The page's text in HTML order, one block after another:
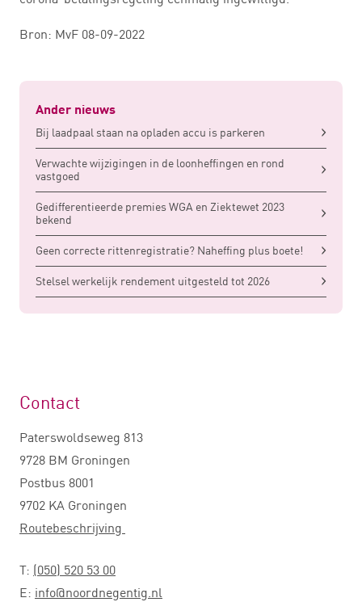
Bron: MvF 08-09-2022
Ander nieuws
Bij laadpaal staan na opladen accu is parkeren
Verwachte wijzigingen in de loonheffingen en rond
vastgoed
Gedifferentieerde premies WGA en Ziektewet 2023
bekend
Geen correcte rittenregistratie? Naheffing plus boete!
Stelsel werkelijk rendement uitgesteld tot 2026
Contact
Paterswoldseweg 813
9728 BM Groningen
Postbus 8001
9702 KA Groningen
Routebeschrijving
T: (050) 520 53 00
E: info@noordnegentig.nl